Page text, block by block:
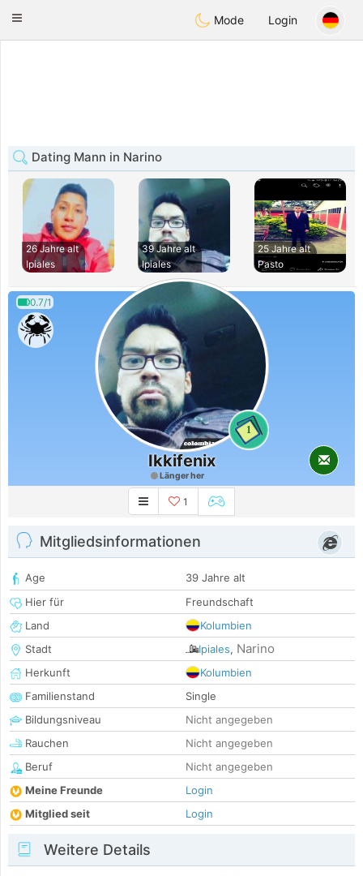
olombiaCitas
Toggle
Mode Login
Dating Mann in Narino
26 Jahre alt
Ipiales
39 Jahre alt
Ipiales
25 Jahre alt
Pasto
0.7/1
1
Ikkifenix
Länger her
1
Mitgliedsinformationen
Age
39 Jahre alt
Hier für
Freundschaft
Land
Kolumbien
Stadt
Ipiales, Narino
Herkunft
Kolumbien
Familienstand
Single
Bildungsniveau
Nicht angegeben
Rauchen
Nicht angegeben
Beruf
Nicht angegeben
Meine Freunde
Login
Mitglied seit
Login
Weitere Details